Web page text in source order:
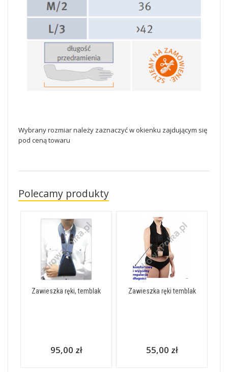
Wybrany rozmiar należy zaznaczyć w okienku zajdującym się
pod ceną towaru
Polecamy produkty
Zawieszka ręki, temblak
95,00 zł
Zawieszka ręki temblak
55,00 zł